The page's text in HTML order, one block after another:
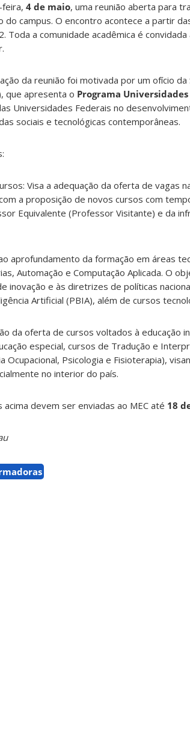
4 de maio, uma reunião aberta para
do campus. O encontro acontece a partir
Toda a comunidade acadêmica é convidada
da reunião foi motivada por um ofício da
que apresenta o Programa Universidades
Universidades Federais no
sociais e tecnológicas contemporâneas.
Visa a adequação da oferta de vagas
a proposição de novos cursos com
Equivalente (Professor Visitante) e da
aprofundamento da formação em áreas
Automação e Computação Aplicada. O
inovação e às diretrizes de políticas
Artificial (PBIA), além de cursos
da oferta de cursos voltados à educação
especial, cursos de Tradução e
Ocupacional, Psicologia e Fisioterapia),
no interior do país.
devem ser enviadas ao MEC até 18